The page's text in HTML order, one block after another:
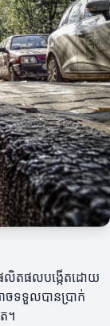
ផលិតផលបង្កើតដោយ
ចទទួលបានប្រាក់
។